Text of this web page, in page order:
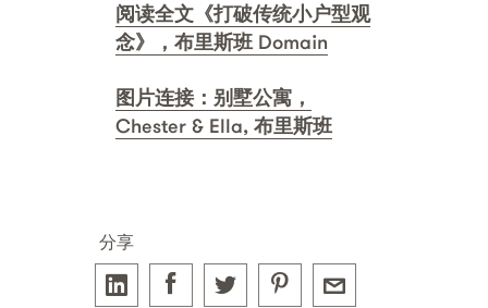
阅读全文《打破传统小户型观
念》，布里斯班 Domain
图片连接：别墅公寓，
Chester & Ella, 布里斯班
分享